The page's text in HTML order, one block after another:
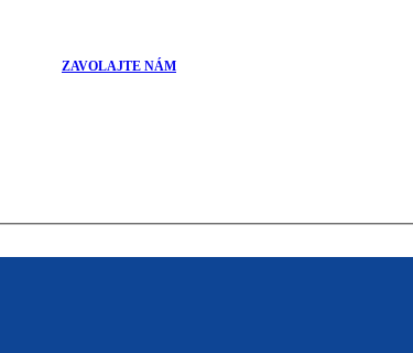
ZAVOLAJTE NÁM